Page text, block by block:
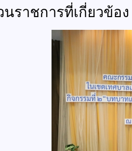
นราชการที่เกี่ยวข้